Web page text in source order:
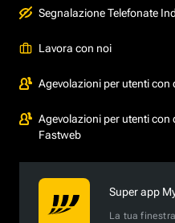
Segnalazione Telefonate
Lavora con noi
Agevolazioni per utenti con
Agevolazioni per utenti con
Fastweb
Super app
La tua